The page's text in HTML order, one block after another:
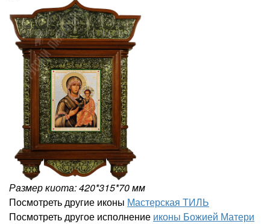
Размер киота: 420*315*70 мм
Посмотреть другие иконы Мастерская ТИЛЬ
Посмотреть другое исполнение иконы Божией Матери